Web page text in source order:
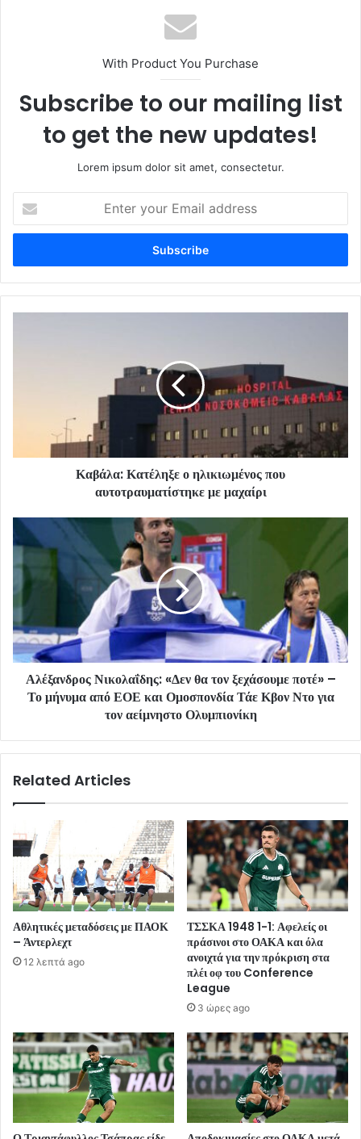
With Product You Purchase
Subscribe to our mailing list
to get the new updates!
Lorem ipsum dolor sit amet, consectetur.
your
Email
Καβάλα: Κατέληξε ο ηλικιωμένος που
αυτοτραυματίστηκε με μαχαίρι
Αλέξανδρος Νικολαΐδης: «Δεν θα τον ξεχάσουμε ποτέ» –
Το μήνυμα από ΕΟΕ και Ομοσπονδία Τάε Κβον Ντο για
τον αείμνηστο Ολυμπιονίκη
Related Articles
Αθλητικές μεταδόσεις με ΠΑΟΚ
– Άντερλεχτ
12 λεπτά ago
ΤΣΣΚΑ 1948 1-1: Αφελείς οι
πράσινοι στο ΟΑΚΑ και όλα
ανοιχτά για την πρόκριση στα
πλέι οφ του Conference
League
3 ώρες ago